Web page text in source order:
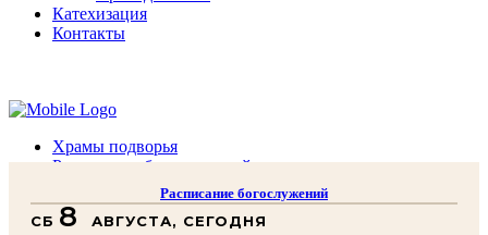
Катехизация
Контакты
Храмы подворья
Расписание богослужений
Воскресная школа
Преподаватели Воскресной школы
Расписание богослужений
СБ 8 АВГУСТА, СЕГОДНЯ